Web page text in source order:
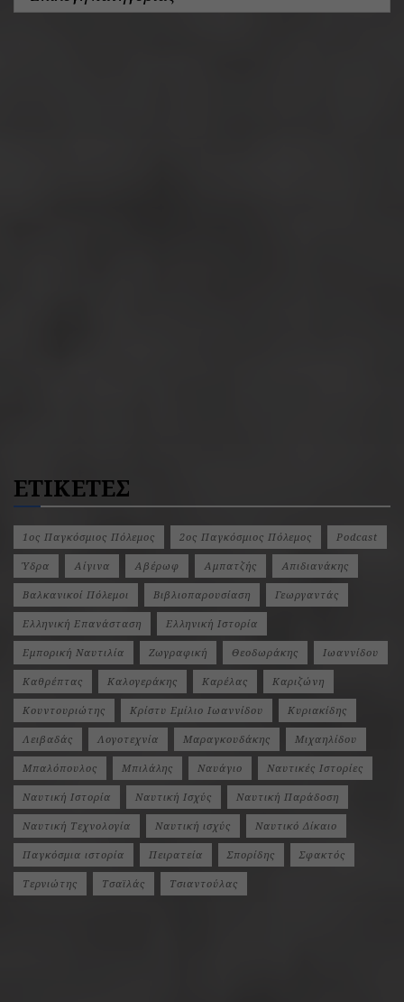
ΕΤΙΚΕΤΕΣ
1ος Παγκόσμιος Πόλεμος 2ος Παγκόσμιος Πόλεμος Podcast
Ύδρα Αίγινα Αβέρωφ Αμπατζής Απιδιανάκης
Βαλκανικοί Πόλεμοι Βιβλιοπαρουσίαση Γεωργαντάς
Ελληνική Επανάσταση Ελληνική Ιστορία
Εμπορική Ναυτιλία Ζωγραφική Θεοδωράκης Ιωαννίδου
Καθρέπτας Καλογεράκης Καρέλας Καριζώνη
Κουντουριώτης Κρίστυ Εμίλιο Ιωαννίδου Κυριακίδης
Λειβαδάς Λογοτεχνία Μαραγκουδάκης Μιχαηλίδου
Μπαλόπουλος Μπιλάλης Ναυάγιο Ναυτικές Ιστορίες
Ναυτική Ιστορία Ναυτική Ισχύς Ναυτική Παράδοση
Ναυτική Τεχνολογία Ναυτική ισχύς Ναυτικό Δίκαιο
Παγκόσμια ιστορία Πειρατεία Σπορίδης Σφακτός
Τερνιώτης Τσαϊλάς Τσιαντούλας